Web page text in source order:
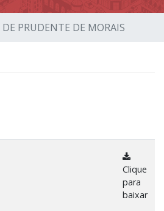
PRUDENTE DE MORAIS
Clique
para
baixar